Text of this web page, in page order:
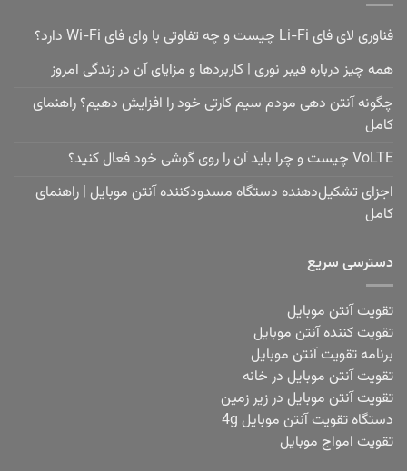
فناوری لای فای Li-Fi چیست و چه تفاوتی با وای فای Wi-Fi دارد؟
همه چیز درباره فیبر نوری | کاربردها و مزایای آن در زندگی امروز
چگونه آنتن دهی مودم سیم کارتی خود را افزایش دهیم؟ راهنمای
کامل
VoLTE چیست و چرا باید آن را روی گوشی خود فعال کنید؟
اجزای تشکیل‌دهنده دستگاه مسدودکننده آنتن موبایل | راهنمای
کامل
دسترسی سریع
تقویت آنتن موبایل
تقویت کننده آنتن موبایل
برنامه تقویت آنتن موبایل
تقویت آنتن موبایل در خانه
تقویت آنتن موبایل در زیر زمین
دستگاه تقویت آنتن موبایل 4g
تقویت امواج موبایل